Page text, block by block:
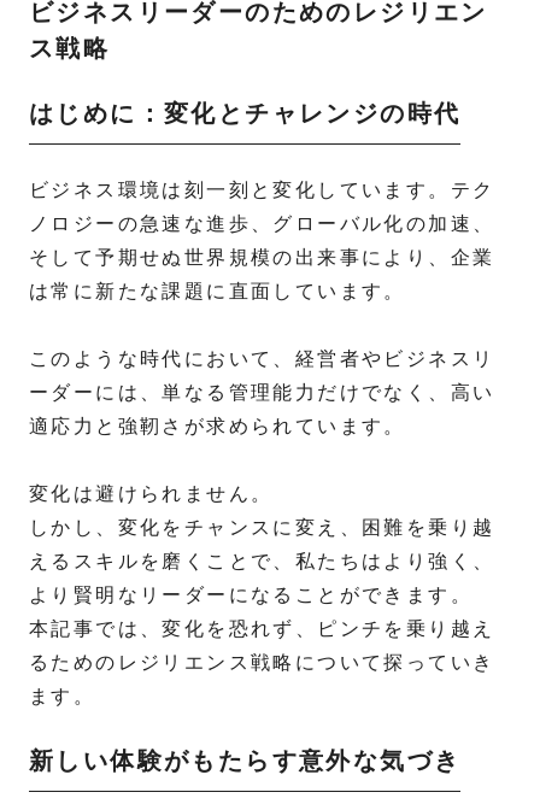
ビジネスリーダーのためのレジリエン
ス戦略
はじめに：変化とチャレンジの時代
ビジネス環境は刻一刻と変化しています。テク
ノロジーの急速な進歩、グローバル化の加速、
そして予期せぬ世界規模の出来事により、企業
は常に新たな課題に直面しています。
このような時代において、経営者やビジネスリ
ーダーには、単なる管理能力だけでなく、高い
適応力と強靭さが求められています。
変化は避けられません。
しかし、変化をチャンスに変え、困難を乗り越
えるスキルを磨くことで、私たちはより強く、
より賢明なリーダーになることができます。
本記事では、変化を恐れず、ピンチを乗り越え
るためのレジリエンス戦略について探っていき
ます。
新しい体験がもたらす意外な気づき